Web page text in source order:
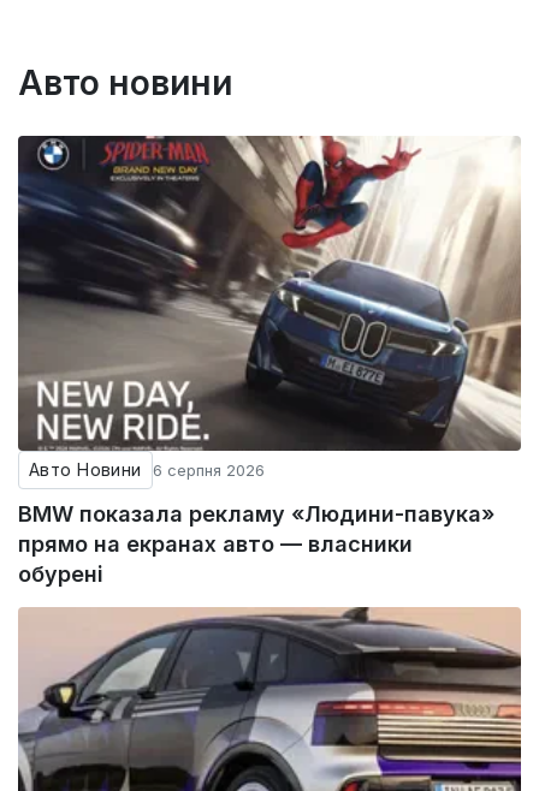
Авто новини
Авто Новини 6 серпня 2026
BMW показала рекламу «Людини-павука»
прямо на екранах авто — власники
обурені